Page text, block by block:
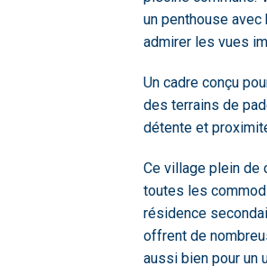
un penthouse
admirer les vues
Un cadre conçu
des terrains de
détente et
Ce village plein de
toutes les
résidence
offrent de
aussi bien pour un